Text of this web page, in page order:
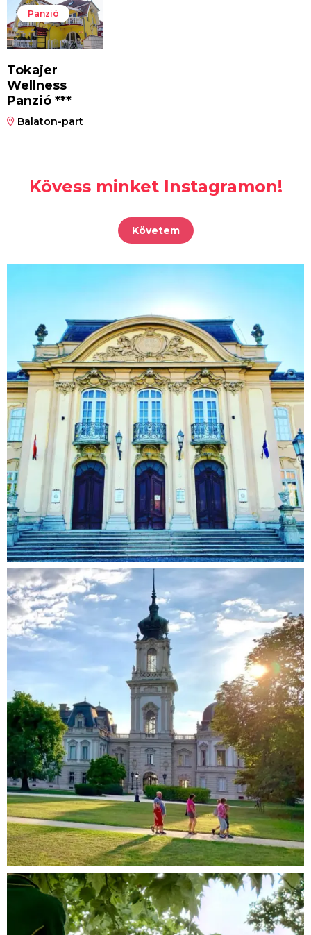
Panzió
Tokajer
Wellness
Panzió ***
Balaton-part
Kövess minket Instagramon!
Követem